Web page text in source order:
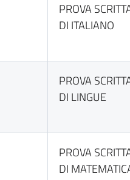
PROVA
DI ITALIANO
PROVA
DI LINGUE
PROVA
DI